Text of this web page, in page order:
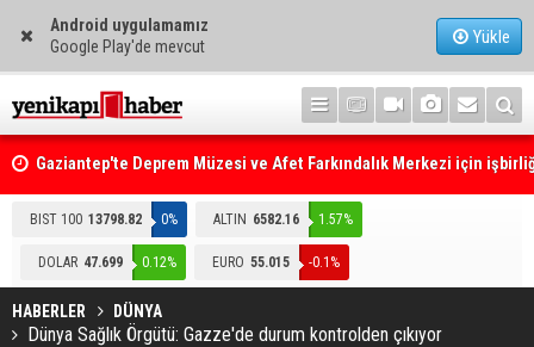
Android uygulamamız
Google Play'de mevcut
Yükle
Gaziantep'te Deprem Müzesi ve Afet Farkındalık Merkezi için
protokolü imzalandı
Resmi Gazete'de Bugün
BIST 100 13798.82 0% ALTIN 6582.16 1.57%
DOLAR 47.699 0.12% EURO 55.015 -0.1%
HABERLER DÜNYA
Dünya Sağlık Örgütü: Gazze'de durum kontrolden çıkıyor